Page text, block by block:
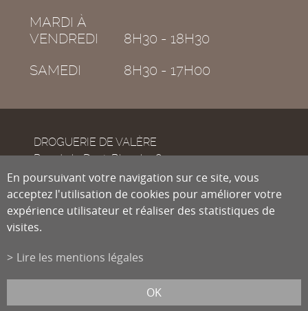
MARDI À
VENDREDI
8H30 - 18H30
SAMEDI
8H30 - 17H00
DROGUERIE DE VALÈRE
Rue de la Dent-Blanche 8
CH-1950
Sion
Tél.
info@droguiste.net
En poursuivant votre navigation sur ce site, vous
acceptez l'utilisation de cookies pour améliorer votre
expérience utilisateur et réaliser des statistiques de
visites.
Lire les mentions légales
OK